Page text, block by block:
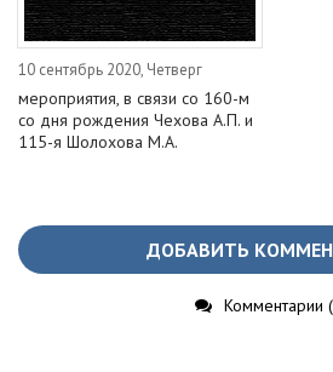
10 сентябрь 2020, Четверг
мероприятия, в связи со 160-м
со дня рождения Чехова А.П. и
115-я Шолохова М.А.
ДОБАВИТЬ
Комментарии